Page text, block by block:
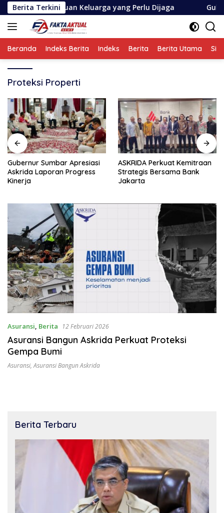
Langsung
ke
konten
Berita Terkini
Ribuan Keluarga yang Perlu Dijaga
Beranda Indeks Berita Indeks Berita Berita Utama
Proteksi Properti
Gubernur Sumbar Apresiasi
Askrida Laporan Progress
Kinerja
ASKRIDA Perkuat Kemitraan
Strategis Bersama Bank
Jakarta
Asuransi, Berita 12 Februari 2026
Asuransi Bangun Askrida Perkuat Proteksi
Gempa Bumi
Asuransi,Asuransi Bangun Askrida
Berita Terbaru